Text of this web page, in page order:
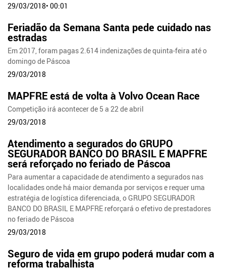
29/03/2018• 00:01
Feriadão da Semana Santa pede cuidado nas
estradas
Em 2017, foram pagas 2.614 indenizações de quinta-feira até o
domingo de Páscoa
29/03/2018
MAPFRE está de volta à Volvo Ocean Race
Competição irá acontecer de 5 a 22 de abril
29/03/2018
Atendimento a segurados do GRUPO
SEGURADOR BANCO DO BRASIL E MAPFRE
será reforçado no feriado de Páscoa
Para aumentar a capacidade de atendimento a segurados nas
localidades onde há maior demanda por serviços e requer uma
estratégia de logística diferenciada, o GRUPO SEGURADOR
BANCO DO BRASIL E MAPFRE reforçará o efetivo de prestadores
no feriado de Páscoa
29/03/2018
Seguro de vida em grupo poderá mudar com a
reforma trabalhista